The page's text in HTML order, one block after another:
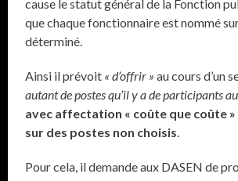
cause le statut général de la Fonction
que chaque fonctionnaire est nommé
déterminé.
Ainsi il prévoit « d’offrir » au cours d’un
autant de postes qu’il y a de participants
avec affectation « coûte que coûte
sur des postes non choisis.
Pour cela, il demande aux DASEN de